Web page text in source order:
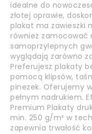
idealne do
złotej oprawie,
plakat ma zawieszki
również
samoprzylepnych
wyglądają zarówno
Preferujesz plakaty
pomocą klipsów,
pinezek. Oferujemy
pełnym nadrukiem.
Premium Plakaty
min. 250 g/m² w
zapewnia trwałość